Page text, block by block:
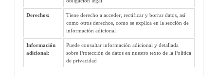
Derechos:
Tiene derecho a acceder, rectificar y borrar datos, así
como otros derechos, como se explica en la sección de
información adicional
Información
adicional:
Puede consultar información adicional y detallada
sobre Protección de datos en nuestro texto de la Política
de privacidad